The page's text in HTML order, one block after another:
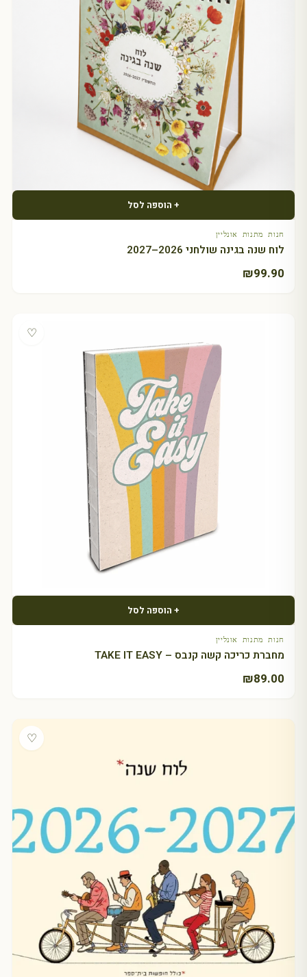
+ הוספה לסל
חנות מתנות אונליין
לוח שנה בגינה שולחני 2026–2027
₪99.90
♡
+ הוספה לסל
חנות מתנות אונליין
מחברת כריכה קשה קנבס – TAKE IT EASY
₪89.00
♡